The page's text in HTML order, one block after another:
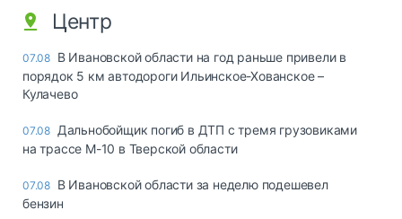
Центр
07.08 В Ивановской области на год раньше привели в
порядок 5 км автодороги Ильинское-Хованское –
Кулачево
07.08 Дальнобойщик погиб в ДТП с тремя грузовиками
на трассе М-10 в Тверской области
07.08 В Ивановской области за неделю подешевел
бензин